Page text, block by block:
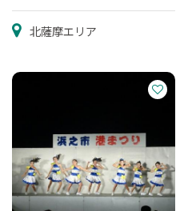
北薩摩エリア